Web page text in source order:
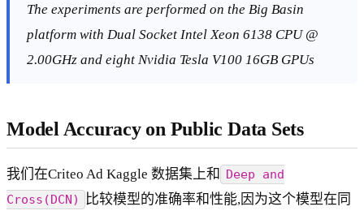
The experiments are performed on the Big Basin
platform with Dual Socket Intel Xeon 6138 CPU @
2.00GHz and eight Nvidia Tesla V100 16GB GPUs
Model Accuracy on Public Data Sets
我们在Criteo Ad Kaggle 数据集上和
Deep and
Cross(DCN)
比较模型的准确率和性能,因为这个模型在同